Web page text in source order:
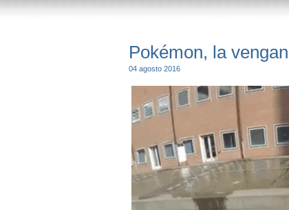
Pokémon, la
04 agosto 2016